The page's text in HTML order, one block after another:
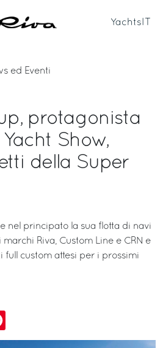
Yachts
ed Eventi
protagonista
Show,
della Super
nel principato la sua flotta di navi
Riva, Custom Line e CRN e
full custom attesi per i prossimi